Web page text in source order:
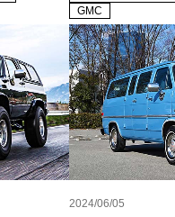
GMC
2024/06/05